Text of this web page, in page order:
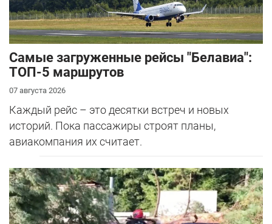
Самые загруженные рейсы "Белавиа":
ТОП-5 маршрутов
07 августа 2026
Каждый рейс – это десятки встреч и новых
историй. Пока пассажиры строят планы,
авиакомпания их считает.